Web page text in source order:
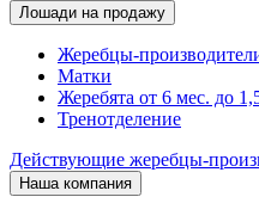
Лошади на продажу
Жеребцы-
Матки
Жеребята от 6 мес. до
Тренотделение
Действующие жеребцы-
Наша компания